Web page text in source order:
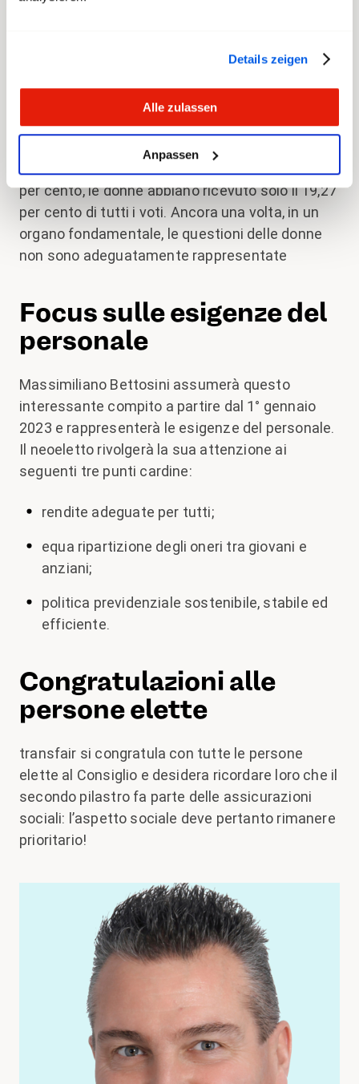
Details zeigen
Alle zulassen
Anpassen
sottorappresentati
Il sindacato è altresì estremamente deluso del
fatto che sia stata eletta al Consiglio di
fondazione una sola donna. È allarmante che, a
fronte della suddetta affluenza di appena il 18
per cento, le donne abbiano ricevuto solo il 19,27
per cento di tutti i voti. Ancora una volta, in un
organo fondamentale, le questioni delle donne
non sono adeguatamente rappresentate
Focus sulle esigenze del
personale
Massimiliano Bettosini assumerà questo
interessante compito a partire dal 1° gennaio
2023 e rappresenterà le esigenze del personale.
Il neoeletto rivolgerà la sua attenzione ai
seguenti tre punti cardine:
rendite adeguate per tutti;
equa ripartizione degli oneri tra giovani e
anziani;
politica previdenziale sostenibile, stabile ed
efficiente.
Congratulazioni alle
persone elette
transfair si congratula con tutte le persone
elette al Consiglio e desidera ricordare loro che il
secondo pilastro fa parte delle assicurazioni
sociali: l’aspetto sociale deve pertanto rimanere
prioritario!